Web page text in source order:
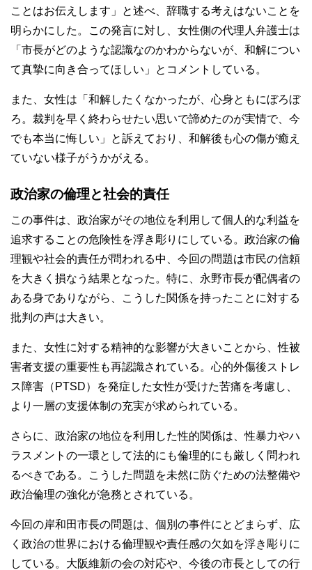
ことはお伝えします」と述べ、辞職する考えはないことを
明らかにした。この発言に対し、女性側の代理人弁護士は
「市長がどのような認識なのかわからないが、和解につい
て真摯に向き合ってほしい」とコメントしている。
また、女性は「和解したくなかったが、心身ともにぼろぼ
ろ。裁判を早く終わらせたい思いで諦めたのが実情で、今
でも本当に悔しい」と訴えており、和解後も心の傷が癒え
ていない様子がうかがえる。
政治家の倫理と社会的責任
この事件は、政治家がその地位を利用して個人的な利益を
追求することの危険性を浮き彫りにしている。政治家の倫
理観や社会的責任が問われる中、今回の問題は市民の信頼
を大きく損なう結果となった。特に、永野市長が配偶者の
ある身でありながら、こうした関係を持ったことに対する
批判の声は大きい。
また、女性に対する精神的な影響が大きいことから、性被
害者支援の重要性も再認識されている。心的外傷後ストレ
ス障害（PTSD）を発症した女性が受けた苦痛を考慮し、
より一層の支援体制の充実が求められている。
さらに、政治家の地位を利用した性的関係は、性暴力やハ
ラスメントの一環として法的にも倫理的にも厳しく問われ
るべきである。こうした問題を未然に防ぐための法整備や
政治倫理の強化が急務とされている。
今回の岸和田市長の問題は、個別の事件にとどまらず、広
く政治の世界における倫理観や責任感の欠如を浮き彫りに
している。大阪維新の会の対応や、今後の市長としての行